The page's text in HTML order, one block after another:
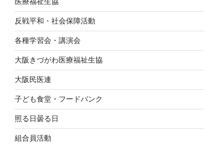
反戦平和・社会保障活動
各種学習会・講演会
大阪きづがわ医療福祉生協
大阪民医連
子ども食堂・フードバンク
照る日曇る日
組合員活動